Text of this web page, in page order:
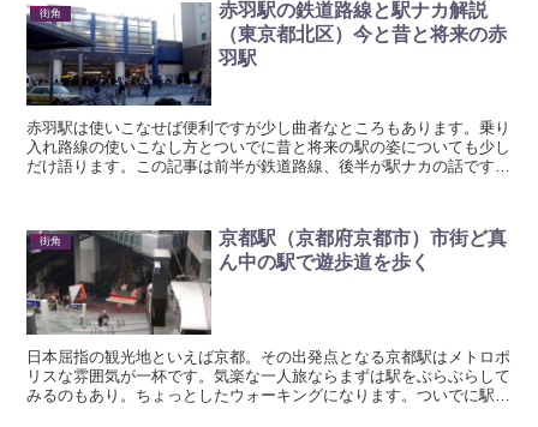
街角
赤羽駅の鉄道路線と駅ナカ解説
（東京都北区）今と昔と将来の赤
羽駅
赤羽駅は使いこなせば便利ですが少し曲者なところもあります。乗り
入れ路線の使いこなし方とついでに昔と将来の駅の姿についても少し
だけ語ります。この記事は前半が鉄道路線、後半が駅ナカの話です。
街角
京都駅（京都府京都市）市街ど真
ん中の駅で遊歩道を歩く
日本屈指の観光地といえば京都。その出発点となる京都駅はメトロポ
リスな雰囲気が一杯です。気楽な一人旅ならまずは駅をぶらぶらして
みるのもあり。ちょっとしたウォーキングになります。ついでに駅前